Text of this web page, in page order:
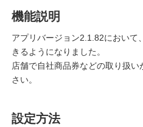
機能説明
アプリバージョン2.1.82において
きるようになりました。
店舗で自社商品券などの取り扱
さい。
設定方法